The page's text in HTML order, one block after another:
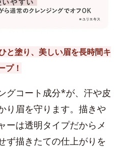
と塗り、美しい眉を長時間キ
プ！
グコート成分*が、汗や皮
り眉を守ります。描きや
ーは透明タイプだからメ
ず描きたての仕上がりを